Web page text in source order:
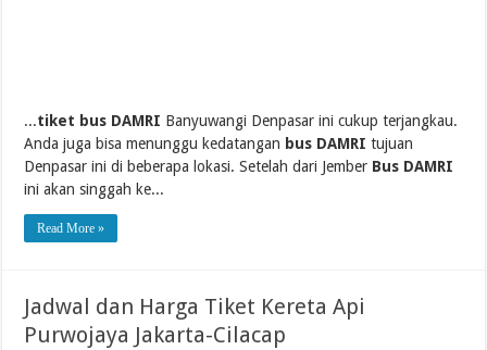
...tiket bus DAMRI Banyuwangi Denpasar ini cukup terjangkau.
Anda juga bisa menunggu kedatangan bus DAMRI tujuan
Denpasar ini di beberapa lokasi. Setelah dari Jember Bus DAMRI
ini akan singgah ke...
Read More »
Jadwal dan Harga Tiket Kereta Api
Purwojaya Jakarta-Cilacap